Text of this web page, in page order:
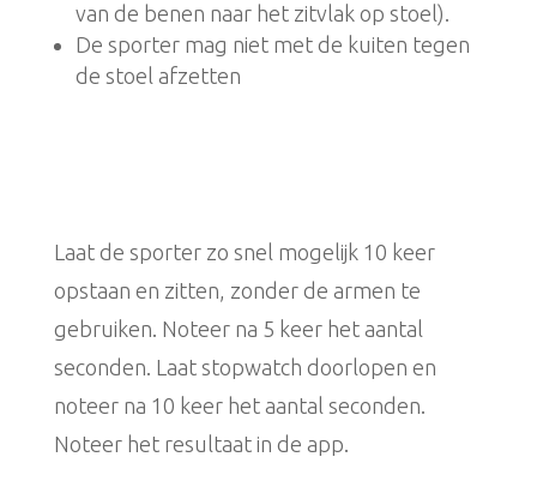
van de benen naar het zitvlak op stoel).
De sporter mag niet met de kuiten tegen
de stoel afzetten
Laat de sporter zo snel mogelijk 10 keer
opstaan en zitten, zonder de armen te
gebruiken. Noteer na 5 keer het aantal
seconden. Laat stopwatch doorlopen en
noteer na 10 keer het aantal seconden.
Noteer het resultaat in de app.